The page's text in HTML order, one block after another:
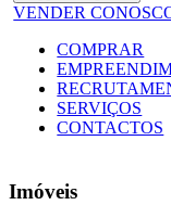
VENDER
COMPRAR
SERVIÇOS
CONTACTOS
Imóveis